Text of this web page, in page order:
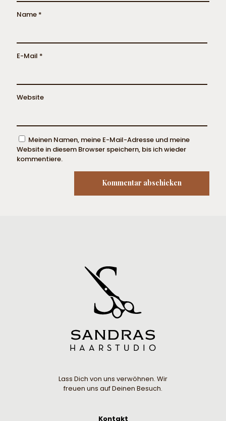
Name *
E-Mail *
Website
Meinen Namen, meine E-Mail-Adresse und meine
Website in diesem Browser speichern, bis ich wieder
kommentiere.
Lass Dich von uns verwöhnen. Wir
freuen uns auf Deinen Besuch.
Kontakt